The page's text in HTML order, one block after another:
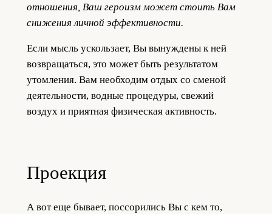
отношения, Ваш героизм может стоить Вам
снижения личной эффективности.
Если мысль ускользает, Вы вынуждены к ней
возвращаться, это может быть результатом
утомления. Вам необходим отдых со сменой
деятельности, водные процедуры, свежий
воздух и приятная физическая активность.
Проекция
А вот еще бывает, поссорились Вы с кем то,